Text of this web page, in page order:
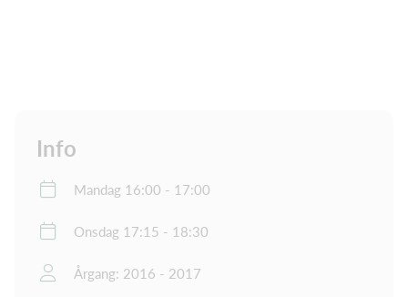
Info
Mandag 16:00 - 17:00
Onsdag 17:15 - 18:30
Årgang: 2016 - 2017